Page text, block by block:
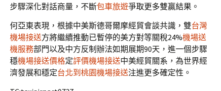
步驟深化對話商量，不斷包車旅遊爭取更多雙贏結果。
何亞東表現，根據中美斯德哥爾摩經貿會談共識，雙台灣
機場接送方將繼續推動已暫停的美方對等關稅24%機場送
機服務部門以及中方反制辦法如期展期90天，進一個步驟
穩機場接送價格定評價機場接送中美經貿關系，為世界經
濟發展和穩定台北到桃園機場接送注進更多確定性。